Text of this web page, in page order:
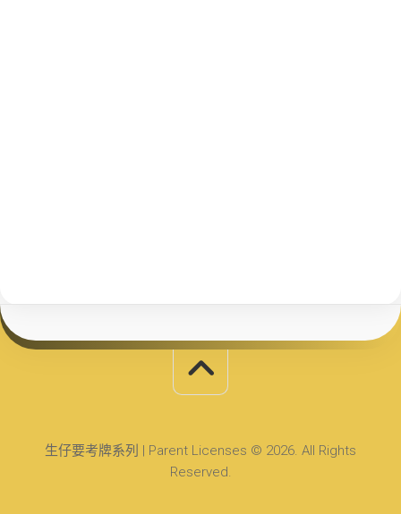
生仔要考牌系列 | Parent Licenses © 2026. All Rights
Reserved.